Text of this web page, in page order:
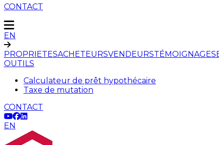
CONTACT
EN
PROPRIETESACHETEURSVENDEURSTÉMOIGNAGES
OUTILS
Calculateur de prêt hypothécaire
Taxe de mutation
CONTACT
EN